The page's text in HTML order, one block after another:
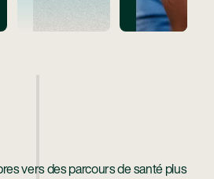
vers des parcours de santé plus